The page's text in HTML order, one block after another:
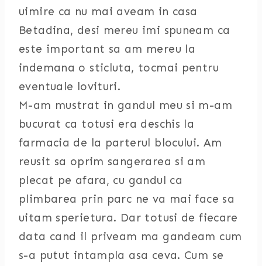
uimire ca nu mai aveam in casa
Betadina, desi mereu imi spuneam ca
este important sa am mereu la
indemana o sticluta, tocmai pentru
eventuale lovituri.
M-am mustrat in gandul meu si m-am
bucurat ca totusi era deschis la
farmacia de la parterul blocului. Am
reusit sa oprim sangerarea si am
plecat pe afara, cu gandul ca
plimbarea prin parc ne va mai face sa
uitam sperietura. Dar totusi de fiecare
data cand il priveam ma gandeam cum
s-a putut intampla asa ceva. Cum se